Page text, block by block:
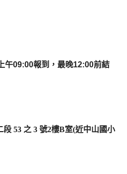
午09:00報到，最晚12:00前結
段 53 之 3 號2樓B室(近中山國小